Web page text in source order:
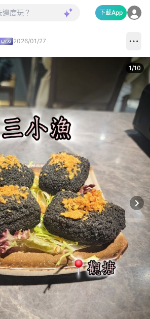
下載App
2026/01/27
1/10